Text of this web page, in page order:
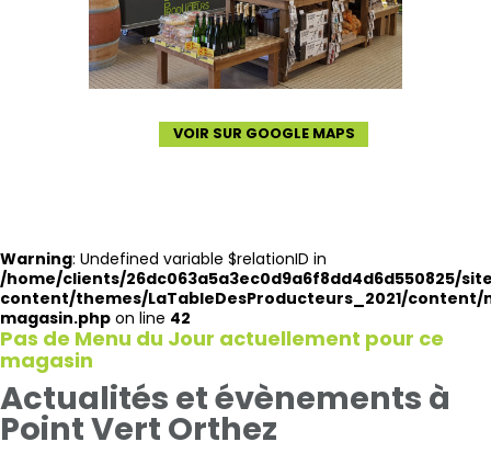
VOIR SUR GOOGLE MAPS
Warning: Undefined variable $relationID in
/home/clients/26dc063a5a3ec0d9a6f8dd4d6d550825/
content/themes/LaTableDesProducteurs_2021/content/
magasin.php on line 42
Pas de Menu du Jour actuellement pour ce
magasin
Actualités et évènements à
Point Vert Orthez